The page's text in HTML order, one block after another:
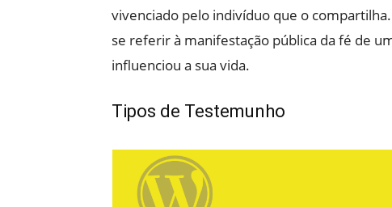
vivenciado pelo indivíduo que o
se referir à manifestação pública da fé de
influenciou a sua vida.
Tipos de Testemunho